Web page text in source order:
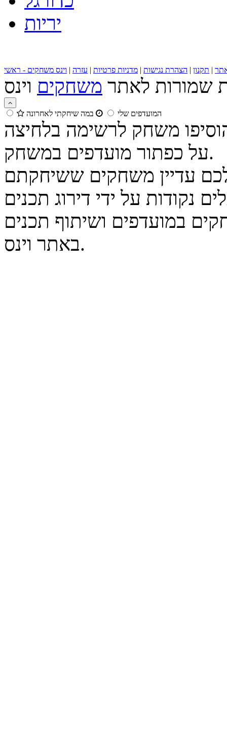
יריות
| תקנון | הצהרת נגישות | מדניות פרטיות | עזרה | וינס משחקים - ראשי
שמורות לאתר משחקים
המועדפים שלי במה שיחקתי לאחרונה
משחק לרשימה בלחיצה
על כפתור מועדפים במשחק.
על ידי דירוג תכנים
במועדפים ושיתוף תכנים
באתר וינס.